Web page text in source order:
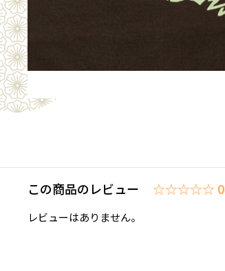
この商品のレビュー ☆☆☆☆☆ 0
レビューはありません。